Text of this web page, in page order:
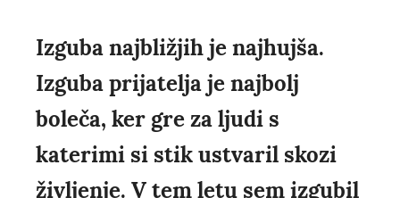
Izguba najbližjih je najhujša.
Izguba prijatelja je najbolj
boleča, ker gre za ljudi s
katerimi si stik ustvaril skozi
življenje. V tem letu sem izgubil